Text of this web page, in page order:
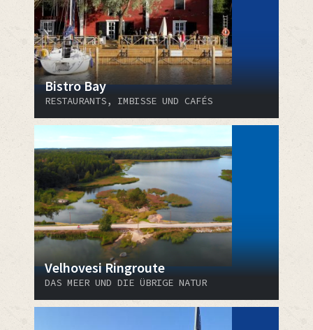
Bistro Bay
RESTAURANTS, IMBISSE UND CAFÉS
Velhovesi Ringroute
DAS MEER UND DIE ÜBRIGE NATUR